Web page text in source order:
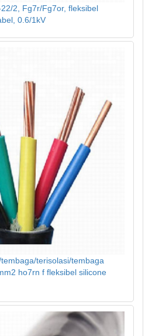
2, Fg7r/Fg7or, fleksibel
0.6/1kV
terisolasi/tembaga
ho7rn f fleksibel silicone